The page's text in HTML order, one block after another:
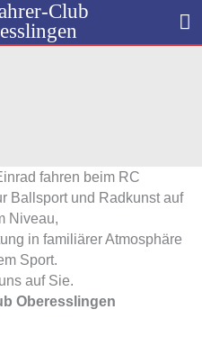
Club
fahren beim RC
Ballsport und Radkunst auf
Niveau,
in familiärer Atmosphäre
Sport.
auf Sie.
Oberesslingen